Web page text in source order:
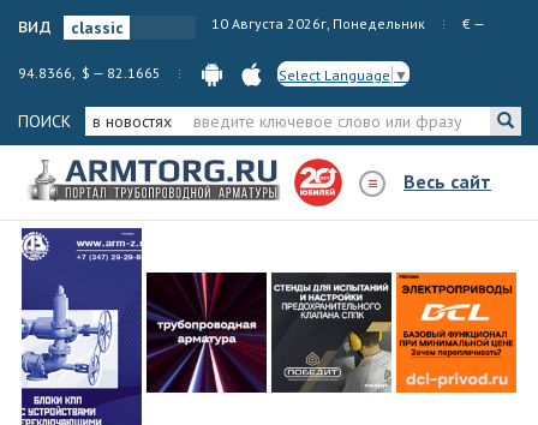
вид 10 Августа 2026г, Понедельник € —
94.8366, $ — 82.1665 Select Language ▼
ПОИСК в новостях
Весь сайт